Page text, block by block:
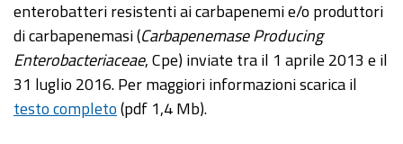
enterobatteri resistenti ai carbapenemi e/o produttori
di carbapenemasi (Carbapenemase Producing
Enterobacteriaceae, Cpe) inviate tra il 1 aprile 2013 e il
31 luglio 2016. Per maggiori informazioni scarica il
testo completo(pdf 1,4 Mb).